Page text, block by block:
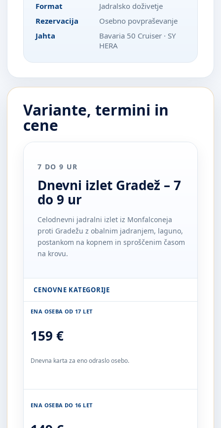
Format
Jadralsko doživetje
Rezervacija
Osebno povpraševanje
Jahta
Bavaria 50 Cruiser · SY
HERA
Variante, termini in
cene
7 DO 9 UR
Dnevni izlet Gradež – 7
do 9 ur
Celodnevni jadralni izlet iz Monfalconeja
proti Gradežu z obalnim jadranjem, laguno,
postankom na kopnem in sproščenim časom
na krovu.
CENOVNE KATEGORIJE
ENA OSEBA OD 17 LET
159 €
Dnevna karta za eno odraslo osebo.
ENA OSEBA DO 16 LET